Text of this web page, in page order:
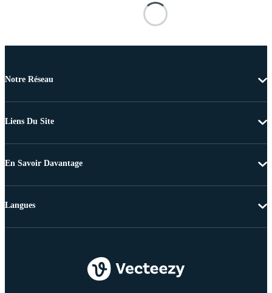
Notre Réseau
Liens Du Site
En Savoir Davantage
Langues